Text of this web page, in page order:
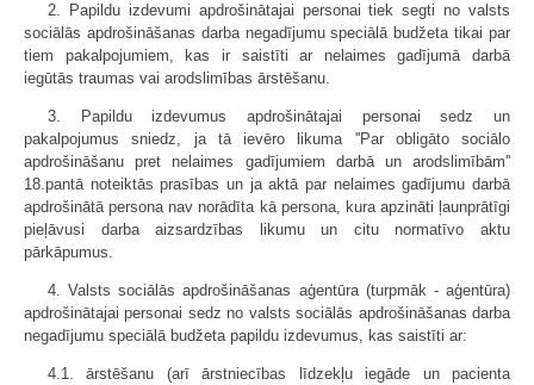
2. Papildu izdevumi apdrošinātajai personai tiek segti no valsts
sociālās apdrošināšanas darba negadījumu speciālā budžeta tikai par
tiem pakalpojumiem, kas ir saistīti ar nelaimes gadījumā darbā
iegūtās traumas vai arodslimības ārstēšanu.
3. Papildu izdevumus apdrošinātajai personai sedz un
pakalpojumus sniedz, ja tā ievēro likuma ''Par obligāto sociālo
apdrošināšanu pret nelaimes gadījumiem darbā un arodslimībām''
18.pantā noteiktās prasības un ja aktā par nelaimes gadījumu darbā
apdrošinātā persona nav norādīta kā persona, kura apzināti ļaunprātīgi
pieļāvusi darba aizsardzības likumu un citu normatīvo aktu
pārkāpumus.
4. Valsts sociālās apdrošināšanas aģentūra (turpmāk - aģentūra)
apdrošinātajai personai sedz no valsts sociālās apdrošināšanas darba
negadījumu speciālā budžeta papildu izdevumus, kas saistīti ar:
4.1. ārstēšanu (arī ārstniecības līdzekļu iegāde un pacienta